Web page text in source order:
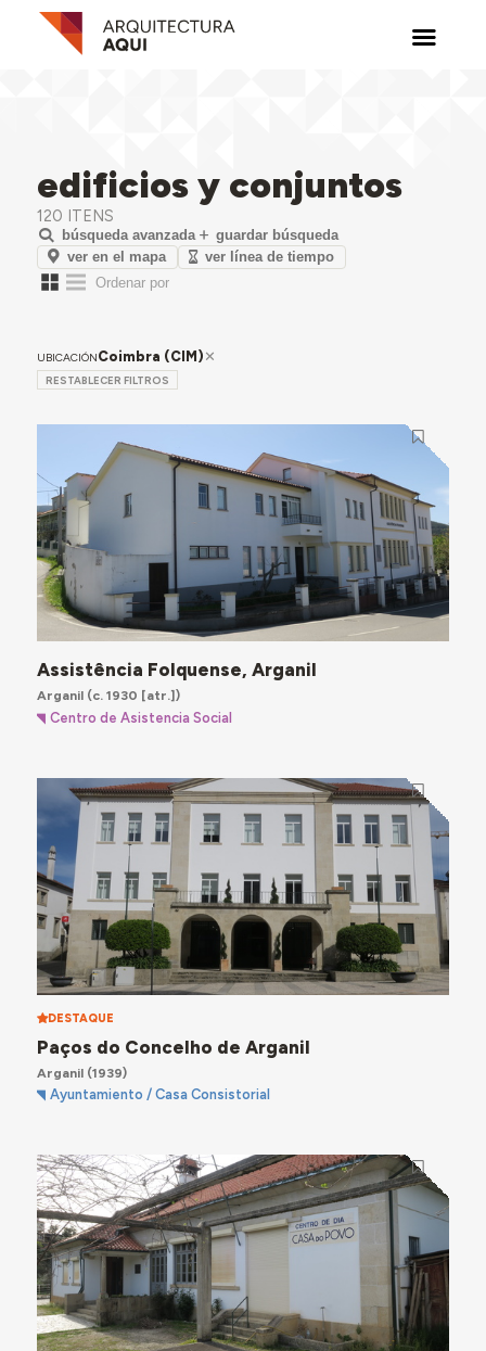
edificios y conjuntos
120 ITENS
búsqueda avanzada
guardar búsqueda
ver en el mapa
ver línea de tiempo
UBICACIÓNCoimbra (CIM)
RESTABLECER FILTROS
Assistência Folquense, Arganil
Arganil(c. 1930 [atr.])
Centro de Asistencia Social
DESTAQUE
Paços do Concelho de Arganil
Arganil(1939)
Ayuntamiento / Casa Consistorial